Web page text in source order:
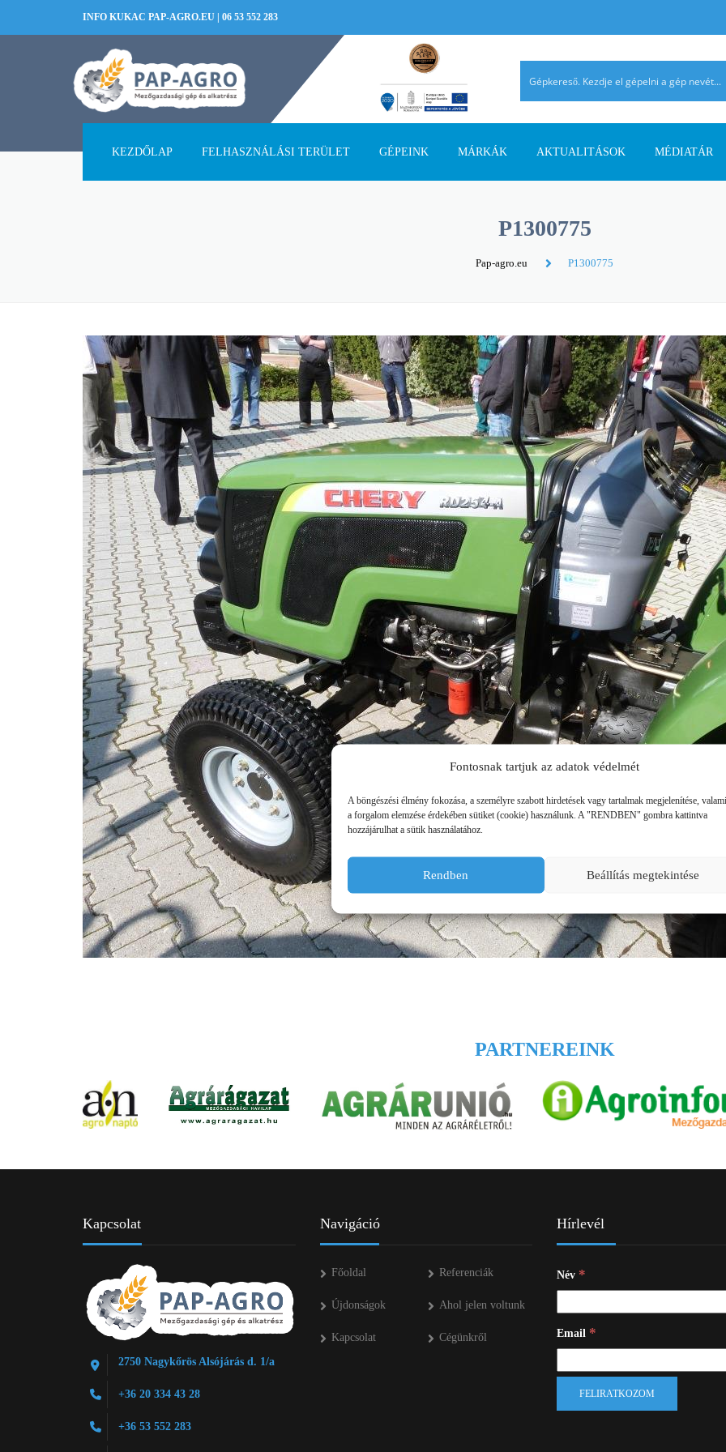
Fontosnak tartjuk az adatok védelmét
A böngészési élmény fokozása, a személyre szabott hirdetések vagy tartalmak megjelenítése,
a forgalom elemzése érdekében sütiket (cookie) használunk. A "RENDBEN" gombra kattintva
hozzájárulhat a sütik használatához.
Rendben Beállítás megtekintése
INFO KUKAC PAP-AGRO.EU 06 53 552 283
KEZDŐLAP FELHASZNÁLÁSI TERÜLET GÉPEINK
SZÁLLÍTÓ JÁRMŰVEK,
PÓTKOCSIK
PERMETEZŐGÉPEK
SZÁRZÚZÓK, RÉZSŰZÚZÓK
VETŐGÉPEK
HÍGTRÁGYA KEZELŐ GÉPEK
ÖNTÖZŐGÉPEK
MAGASNYOMÁSÚ TISZTÍTÓK
KOVÁCSOLTVAS
ÜZEMANYAGTARTÁLYOK ÉS
TARTOZÉKAI
ÜZEMANYAG TÁROLÓK
MÁRKÁK
FORRÁSGÉPEK HATZENBICHLER
IDROFOGLIA KERTITOX
LEMKEN MANDALS
OPALL-AGRI SLURRYKAT
TRACLIFT TURQUAGRO
WESTERN ZAFFRANI
AKTUALITÁSOK
SZAKMAI CIKKEK
MÉDIATÁR
P1300775
Pap-agro.eu P1300775
PARTNEREINK
Kapcsolat
2750 Nagykőrös Alsójárás d. 1/a
+36 20 334 43 28
+36 53 552 283
Navigáció
Főoldal Referenciák
Újdonságok Ahol jelen voltunk
Kapcsolat Cégünkről
Hírlevél
Név *
Email *